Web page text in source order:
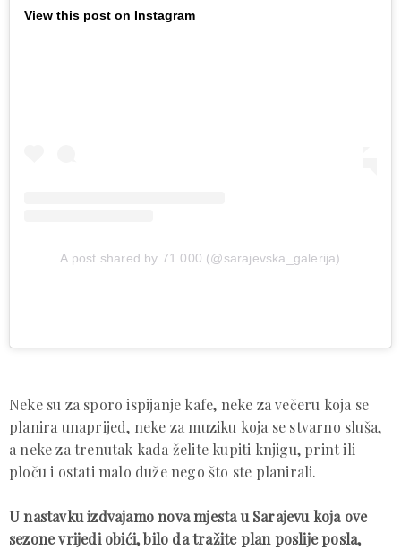
View this post on Instagram
A post shared by 71 000 (@sarajevska_galerija)
Neke su za sporo ispijanje kafe, neke za večeru koja se
planira unaprijed, neke za muziku koja se stvarno sluša,
a neke za trenutak kada želite kupiti knjigu, print ili
ploču i ostati malo duže nego što ste planirali.
U nastavku izdvajamo nova mjesta u Sarajevu koja ove
sezone vrijedi obići, bilo da tražite plan poslije posla,